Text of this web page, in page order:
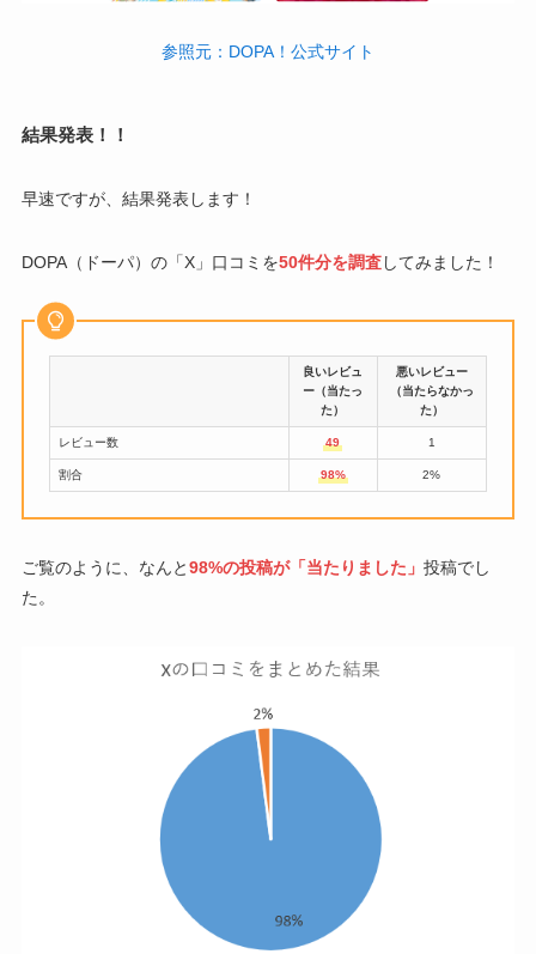
参照元：DOPA！公式サイト
結果発表！！
早速ですが、結果発表します！
DOPA（ドーパ）の「X」口コミを50件分を調査してみました！
良いレビュ
ー（当たっ
た）
悪いレビュー
（当たらなかっ
た）
レビュー数 49 1
割合 98% 2%
ご覧のように、なんと98%の投稿が「当たりました」 投稿でし
た。